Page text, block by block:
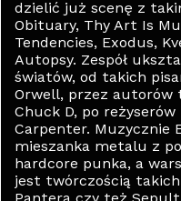
dzielić już scenę z
Obituary, Thy Art Is
Tendencies, Exodus,
Autopsy. Zespół
światów, od takich
Orwell, przez autorów
Chuck D, po
Carpenter. Muzycznie
mieszanka metalu z
hardcore punka, a
jest twórczością